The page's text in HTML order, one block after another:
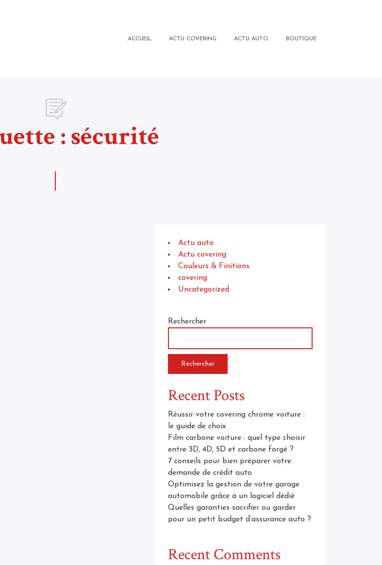
:sécurité
Actu auto
Actu covering
Couleurs & Finitions
covering
Uncategorized
Rechercher
Rechercher
Recent Posts
Réussir votre covering chrome voiture :
le guide de choix
Film carbone voiture : quel type choisir
entre 3D, 4D, 5D et carbone forgé ?
7 conseils pour bien préparer votre
demande de crédit auto
Optimisez la gestion de votre garage
automobile grâce à un logiciel dédié
Quelles garanties sacrifier ou garder
pour un petit budget d’assurance auto ?
Recent Comments
ACCUEIL ACTU COVERING ACTU AUTO BOUTIQUE